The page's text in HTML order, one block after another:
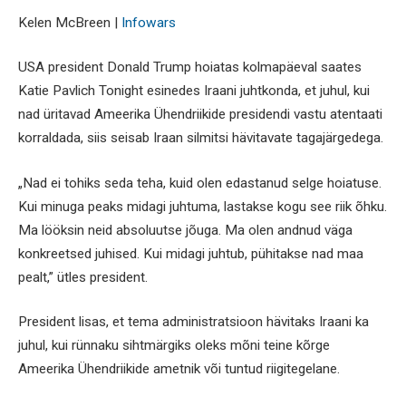
Kelen McBreen | Infowars
USA president Donald Trump hoiatas kolmapäeval saates
Katie Pavlich Tonight esinedes Iraani juhtkonda, et juhul, kui
nad üritavad Ameerika Ühendriikide presidendi vastu atentaati
korraldada, siis seisab Iraan silmitsi hävitavate tagajärgedega.
„Nad ei tohiks seda teha, kuid olen edastanud selge hoiatuse.
Kui minuga peaks midagi juhtuma, lastakse kogu see riik õhku.
Ma lööksin neid absoluutse jõuga. Ma olen andnud väga
konkreetsed juhised. Kui midagi juhtub, pühitakse nad maa
pealt,” ütles president.
President lisas, et tema administratsioon hävitaks Iraani ka
juhul, kui rünnaku sihtmärgiks oleks mõni teine kõrge
Ameerika Ühendriikide ametnik või tuntud riigitegelane.